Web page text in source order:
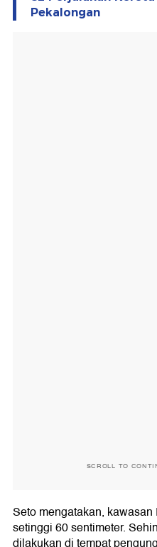
Pekalongan
SCROLL TO
Seto mengatakan,
setinggi 60 sentimeter.